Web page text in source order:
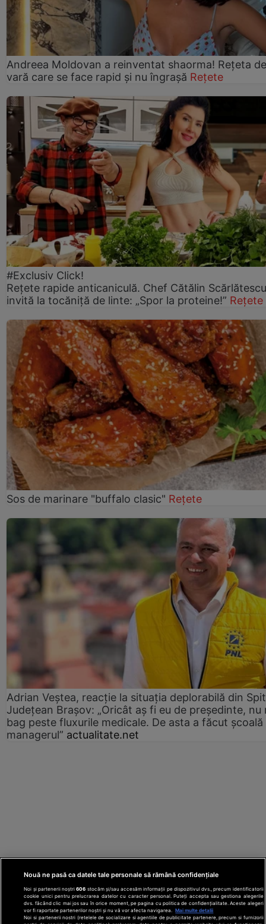
Andreea Moldovan a reinventat shaorma! Rețeta de
vară care se face rapid și nu îngrașă Rețete
#Exclusiv Click!
Rețete rapide anticaniculă. Chef Cătălin
invită la tocăniță de linte: „Spor la proteine!” Rețete
Sos de marinare "buffalo clasic" Rețete
Adrian Veștea, reacție la situația deplorabilă din
Județean Brașov: „Oricât aș fi eu de președinte, nu
bag peste fluxurile medicale. De asta a făcut școală
managerul” actualitate.net
Nouă ne pasă ca datele tale personale să rămână confidențiale
Noi și partenerii noștri606 stocăm și/sau accesăm informații pe dispozitivul dvs., precum identificatorii
cookie unici pentru prelucrarea datelor cu caracter personal. Puteți accepta sau gestiona alegerile
dvs. făcând clic mai jos sau în orice moment, pe pagina cu politica de confidențialitate. Aceste alegeri
vor fi raportate partenerilor noștri și nu vă vor afecta navigarea.
Mai multe detalii
Noi si partenerii nostri (retelele de socializare si agentiile de publicitate partenere, precum si furnizorii